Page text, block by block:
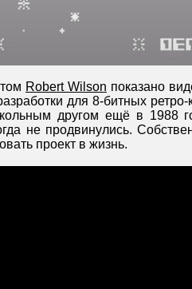
Robert Wilson показано
для 8-битных
другом ещё в 1988
не продвинулись.
проект в жизнь.